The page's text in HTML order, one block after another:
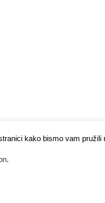
kako bismo vam
.